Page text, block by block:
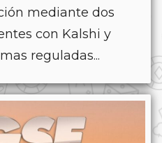
mediante dos
con Kalshi y
reguladas...